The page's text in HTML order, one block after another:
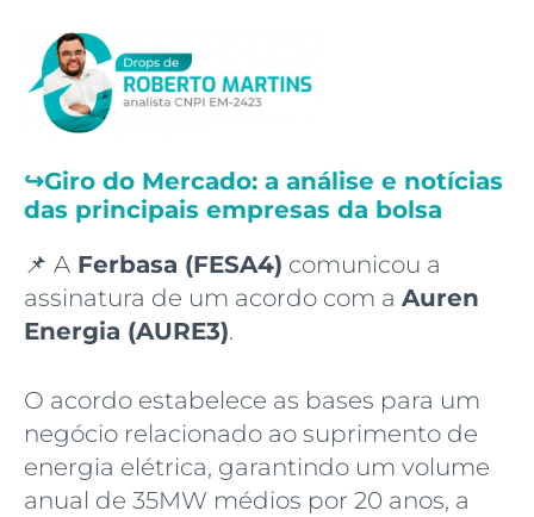
↪️Giro do Mercado: a análise e notícias
das principais empresas da bolsa
📌 A Ferbasa (FESA4) comunicou a
assinatura de um acordo com a Auren
Energia (AURE3).
O acordo estabelece as bases para um
negócio relacionado ao suprimento de
energia elétrica, garantindo um volume
anual de 35MW médios por 20 anos, a